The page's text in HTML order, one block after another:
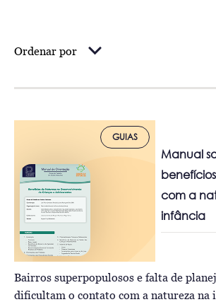
Ordenar por
GUIAS
Manual
com a
infância
Bairros superpopulosos e falta de
dificultam o contato com a natureza na